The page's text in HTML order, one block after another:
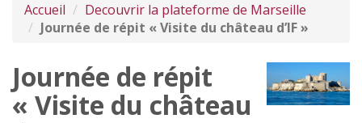
Accueil
Decouvrir la plateforme de Marseille
Journée de répit « Visite du château d’IF »
Journée de répit
« Visite du château